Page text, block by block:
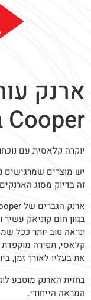
Cooper בגוון קוניאק
יוקרה קלאסית עם
יש מוצרים שמרגישים
זה בדיוק מסוג
בגוון חום קוניאק
ונראה טוב יותר ככל
קלאסי, תפירה מוקפדת
את בעליו לאורך זמן,
המראה הייחודי.